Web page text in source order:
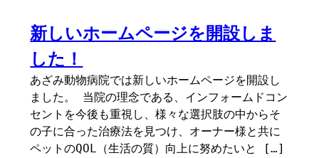
新しいホームページを開設しま
した！
あざみ動物病院では新しいホームページを開設し
ました。 当院の理念である、インフォームドコン
セントを今後も重視し、様々な選択肢の中からそ
の子に合った治療法を見つけ、オーナー様と共に
ペットのQOL（生活の質）向上に努めたいと […]